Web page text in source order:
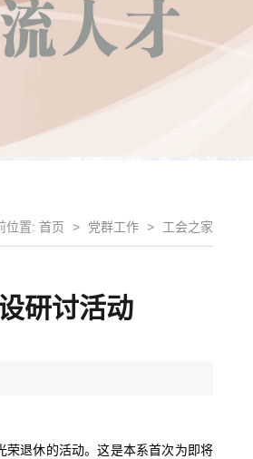
位置: 首页 > 党群工作 > 工会之家
研讨活动
荣退休的活动。这是本系首次为即将